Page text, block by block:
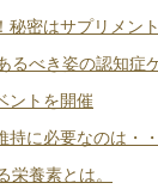
秘密はサプリメント
るべき姿の認知症
ントを開催
に必要なのは・・
養素とは。